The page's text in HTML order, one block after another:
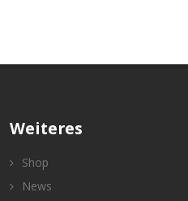
Weiteres
Shop
News